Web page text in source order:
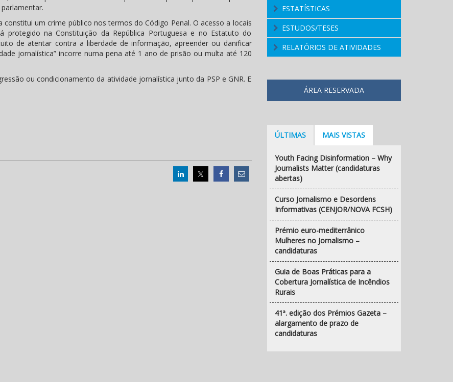
um crime público nos termos do Código Penal. O acesso a locais
na Constituição da República Portuguesa e no Estatuto do
de atentar contra a liberdade de informação, apreender ou danificar
jornalística” incorre numa pena até 1 ano de prisão ou multa até 120
ou condicionamento da atividade jornalística junto da PSP e GNR. E
ESTATÍSTICAS
ESTUDOS/TESES
RELATÓRIOS DE ATIVIDADES
ÁREA RESERVADA
ÚLTIMAS MAIS VISTAS
Youth Facing Disinformation – Why
Journalists Matter (candidaturas
abertas)
Curso Jornalismo e Desordens
Informativas (CENJOR/NOVA FCSH)
Prémio euro-mediterrânico
Mulheres no Jornalismo –
candidaturas
Guia de Boas Práticas para a
Cobertura Jornalística de Incêndios
Rurais
41ª. edição dos Prémios Gazeta –
alargamento de prazo de
candidaturas